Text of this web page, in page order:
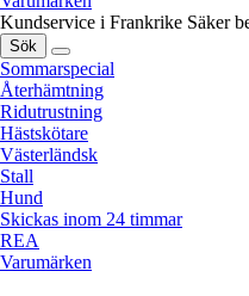
Kundservice i Frankrike Säker
Sök
Sommarspecial
Återhämtning
Ridutrustning
Hästskötare
Västerländsk
Stall
Hund
Skickas inom 24 timmar
REA
Varumärken